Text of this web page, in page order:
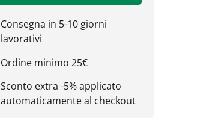
Consegna in 5-10 giorni
lavorativi
Ordine minimo 25€
Sconto extra -5% applicato
automaticamente al checkout